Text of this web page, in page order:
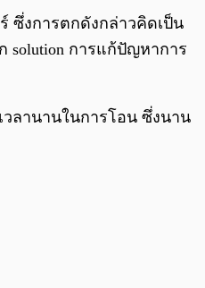
ซึ่งการตกดังกล่าวคิดเป็น
solution การแก้ปัญหาการ
ลานานในการโอน ซึ่งนาน